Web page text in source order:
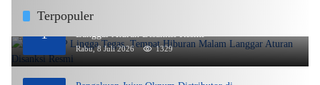
Terpopuler
1
DPMPTSP Lingga Tegas, Tempat Hiburan Malam
Langgar Aturan Disanksi Resmi
Rabu, 8 Juli 2026 1329